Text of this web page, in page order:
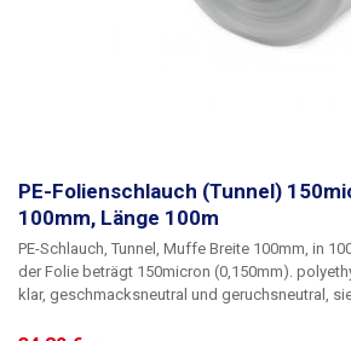
PE-Folienschlauch (Tunnel)
100mm, Länge 100m
PE-Schlauch, Tunnel, Muffe Breite 100mm, in
der Folie beträgt 150micron (0,150mm). polyethylen-Folien sind farblos,
klar, geschmacksneutral und geruchsneutral,